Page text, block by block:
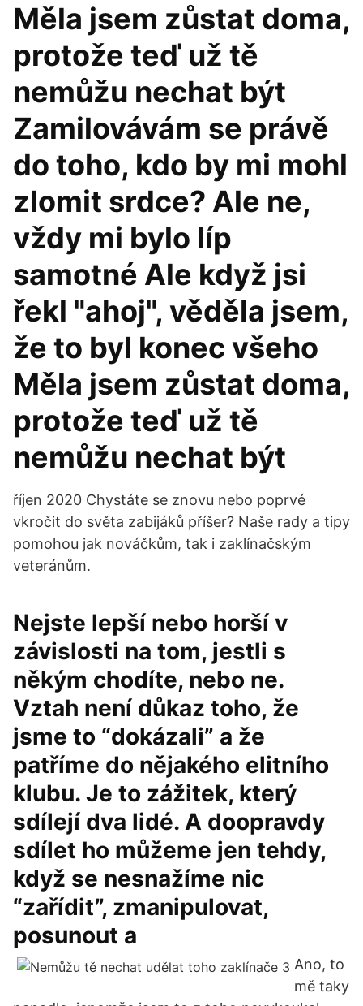
Měla jsem zůstat doma,
protože teď už tě
nemůžu nechat být
Zamilovávám se právě
do toho, kdo by mi mohl
zlomit srdce? Ale ne,
vždy mi bylo líp
samotné Ale když jsi
řekl "ahoj", věděla jsem,
že to byl konec všeho
Měla jsem zůstat doma,
protože teď už tě
nemůžu nechat být
říjen 2020 Chystáte se znovu nebo poprvé
vkročit do světa zabijáků příšer? Naše rady a tipy
pomohou jak nováčkům, tak i zaklínačským
veteránům.
Nejste lepší nebo horší v
závislosti na tom, jestli s
někým chodíte, nebo ne.
Vztah není důkaz toho, že
jsme to “dokázali” a že
patříme do nějakého elitního
klubu. Je to zážitek, který
sdílejí dva lidé. A doopravdy
sdílet ho můžeme jen tehdy,
když se nesnažíme nic
“zařídit”, zmanipulovat,
posunout a
Ano, to
mě taky